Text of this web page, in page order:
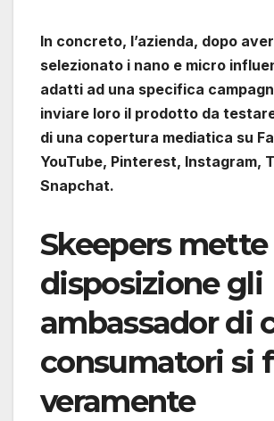
In concreto, l’azienda, dopo aver
selezionato i nano e micro
adatti ad una specifica
inviare loro il prodotto da
di una copertura mediatica su
YouTube, Pinterest, Instagram,
Snapchat.
Skeepers mette
disposizione gli
ambassador di
consumatori si
veramente